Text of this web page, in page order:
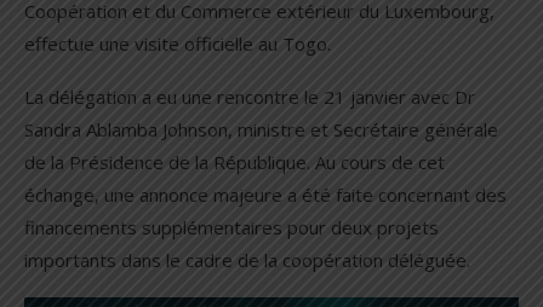
Coopération et du Commerce extérieur du Luxembourg,
effectue une visite officielle au Togo.
La délégation a eu une rencontre le 21 janvier avec Dr
Sandra Ablamba Johnson, ministre et Secrétaire générale
de la Présidence de la République. Au cours de cet
échange, une annonce majeure a été faite concernant des
financements supplémentaires pour deux projets
importants dans le cadre de la coopération déléguée.